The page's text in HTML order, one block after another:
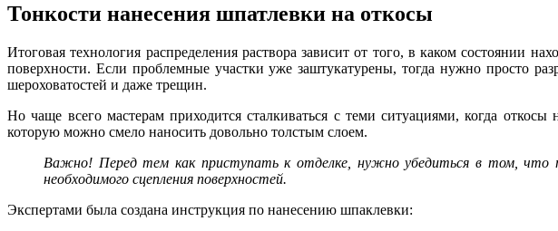
Тонкости нанесения шпатлевки на откосы
Итоговая технология распределения раствора зависит от того, в каком состоянии
поверхности. Если проблемные участки уже заштукатурены, тогда нужно просто
шероховатостей и даже трещин.
Но чаще всего мастерам приходится сталкиваться с теми ситуациями, когда
которую можно смело наносить довольно толстым слоем.
Важно! Перед тем как приступать к отделке, нужно убедиться в том, что
необходимого сцепления поверхностей.
Экспертами была создана инструкция по нанесению шпаклевки: